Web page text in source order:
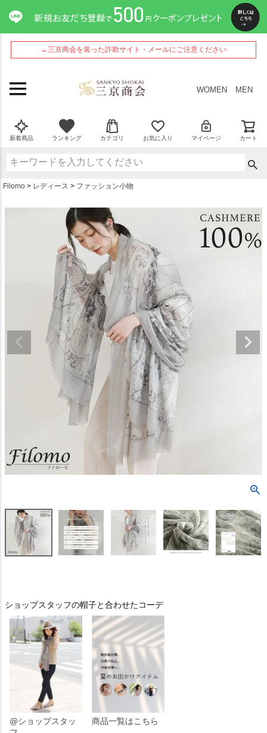
→三京商会を装った詐欺サイト・メールにご注意ください
WOMEN MEN
新着商品 ランキング カテゴリ お気に入り マイページ カート
Filomo レディース ファッション小物
ショップスタッフの帽子と合わせたコーデ
@ショップスタッ
商品一覧はこちら
ペー
ジト
ップ
へ